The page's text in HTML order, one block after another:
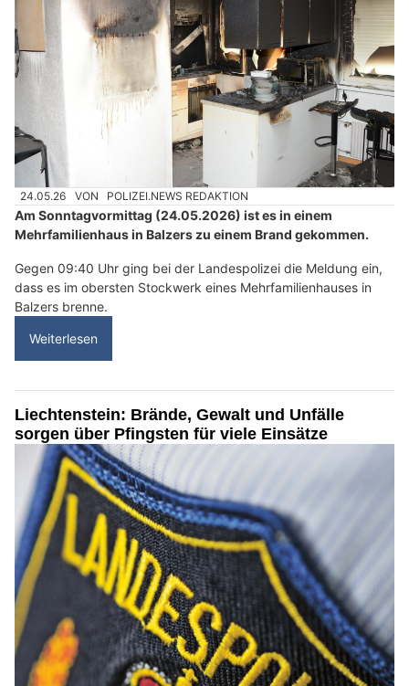
24.05.26 VON POLIZEI.NEWS REDAKTION
Am Sonntagvormittag (24.05.2026) ist es in einem
Mehrfamilienhaus in Balzers zu einem Brand gekommen.
Gegen 09:40 Uhr ging bei der Landespolizei die Meldung ein,
dass es im obersten Stockwerk eines Mehrfamilienhauses in
Balzers brenne.
Weiterlesen
Liechtenstein: Brände, Gewalt und Unfälle
sorgen über Pfingsten für viele Einsätze